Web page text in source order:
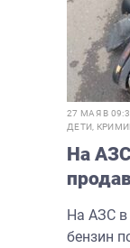
27 МАЯ В
ДЕТИ
На
На АЗС в
бензин